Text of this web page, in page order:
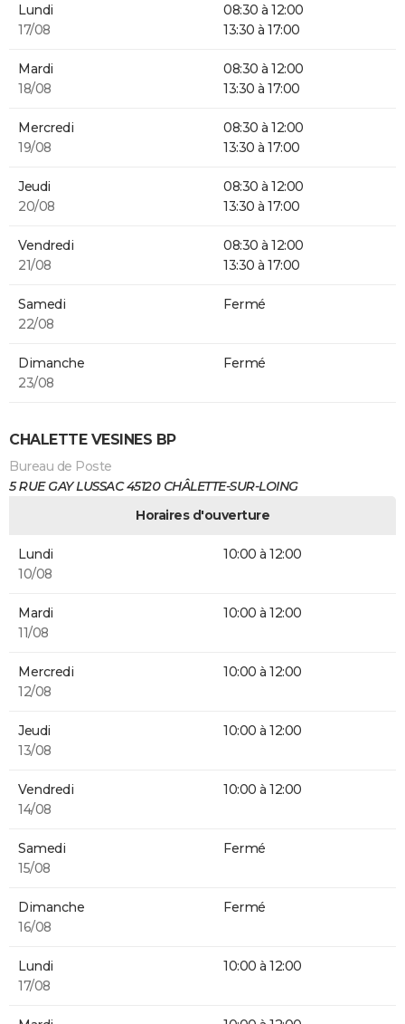
Lundi
17/08
08:30 à 12:00
13:30 à 17:00
Mardi
18/08
08:30 à 12:00
13:30 à 17:00
Mercredi
19/08
08:30 à 12:00
13:30 à 17:00
Jeudi
20/08
08:30 à 12:00
13:30 à 17:00
Vendredi
21/08
08:30 à 12:00
13:30 à 17:00
Samedi
22/08
Fermé
Dimanche
23/08
Fermé
CHALETTE VESINES BP
Bureau de Poste
5 RUE GAY LUSSAC 45120 CHÂLETTE-SUR-LOING
Horaires d'ouverture
Lundi
10/08
10:00 à 12:00
Mardi
11/08
10:00 à 12:00
Mercredi
12/08
10:00 à 12:00
Jeudi
13/08
10:00 à 12:00
Vendredi
14/08
10:00 à 12:00
Samedi
15/08
Fermé
Dimanche
16/08
Fermé
Lundi
17/08
10:00 à 12:00